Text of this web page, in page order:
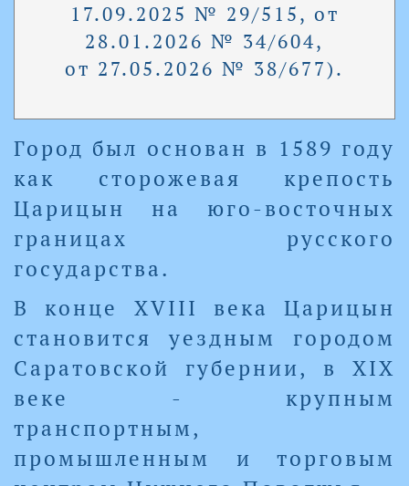
17.09.2025 № 29/515, от
28.01.2026 № 34/604,
от 27.05.2026 № 38/677).
Город был основан в 1589 году
как сторожевая крепость
Царицын на юго-восточных
границах русского
государства.
В конце XVIII века Царицын
становится уездным городом
Саратовской губернии, в XIX
веке - крупным
транспортным,
промышленным и торговым